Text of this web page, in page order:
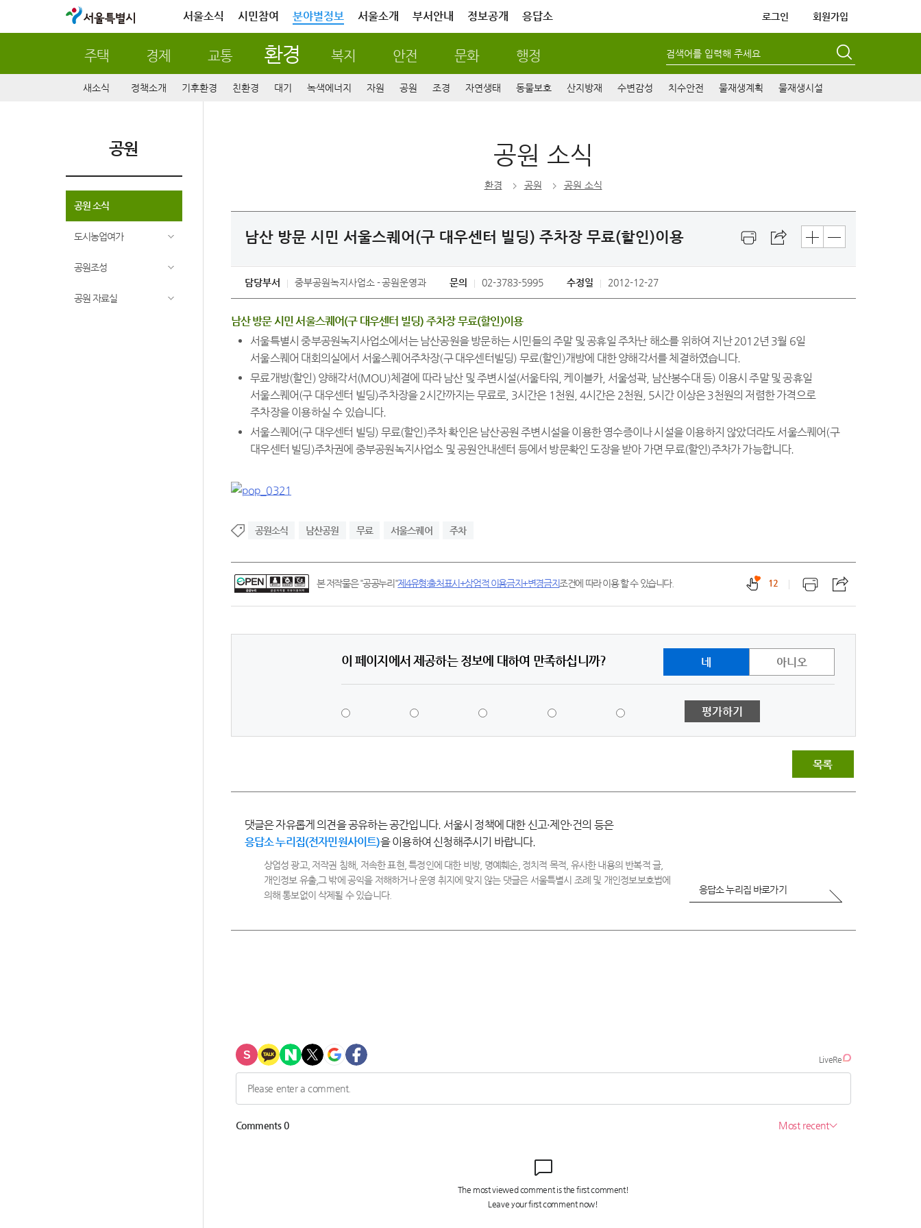
서울특별시 서울소식 시민참여 분야별정보 서울소개 부서안내 정보공개 응답소 로그인 회원가입
주택 경제 교통 환경 복지 안전 문화 행정 검색어를 입력해 주세요
새소식 정책소개 기후환경 친환경 대기 녹색에너지 자원 공원 조경 자연생태 동물보호 산지방재 수변감성 치수안전 물재생계획 물재생시설
공원
공원 소식
도시농업여가
공원조성
공원 자료실
공원 소식
환경 공원 공원 소식
남산 방문 시민 서울스퀘어(구 대우센터 빌딩) 주차장 무료(할인)이용
담당부서 중부공원녹지사업소 공원운영과 문의 02-3783-5995 수정일 2012-12-27
남산 방문 시민 서울스퀘어(구 대우센터 빌딩) 주차장 무료(할인)이용
서울특별시 중부공원녹지사업소에서는 남산공원을 방문하는 시민들의 주말 및 공휴일 주차난 해소를 위하여 지난 2012년 3월 6일
서울스퀘어 대회의실에서 서울스퀘어주차장(구 대우센터빌딩) 무료(할인)개방에 대한 양해각서를 체결하였습니다.
무료개방(할인) 양해각서(MOU)체결에 따라 남산 및 주변시설(서울타워, 케이블카, 서울성곽, 남산봉수대 등) 이용시 주말 및 공휴일
서울스퀘어(구 대우센터 빌딩)주차장을 2시간까지는 무료로, 3시간은 1천원, 4시간은 2천원, 5시간 이상은 3천원의 저렴한 가격으로
주차장을 이용하실 수 있습니다.
서울스퀘어(구 대우센터 빌딩) 무료(할인)주차 확인은 남산공원 주변시설을 이용한 영수증이나 시설을 이용하지 않았더라도 서울스퀘어(구
대우센터 빌딩)주차권에 중부공원녹지사업소 및 공원안내센터 등에서 방문확인 도장을 받아 가면 무료(할인)주차가 가능합니다.
공원소식 남산공원 무료 서울스퀘어 주차
12
본 저작물은 "공공누리"제4유형:출처표시+상업적 이용금지+변경금지조건에 따라 이용 할 수 있습니다.
이 페이지에서 제공하는 정보에 대하여 만족하십니까? 네 아니오
평가하기
목록
댓글은 자유롭게 의견을 공유하는 공간입니다. 서울시 정책에 대한 신고·제안·건의 등은
응답소 누리집(전자민원사이트)을 이용하여 신청해주시기 바랍니다.
상업성 광고, 저작권 침해, 저속한 표현, 특정인에 대한 비방, 명예훼손, 정치적 목적, 유사한 내용의 반복적 글,
개인정보 유출,그 밖에 공익을 저해하거나 운영 취지에 맞지 않는 댓글은 서울특별시 조례 및 개인정보보호법에
의해 통보없이 삭제될 수 있습니다.
응답소 누리집 바로가기